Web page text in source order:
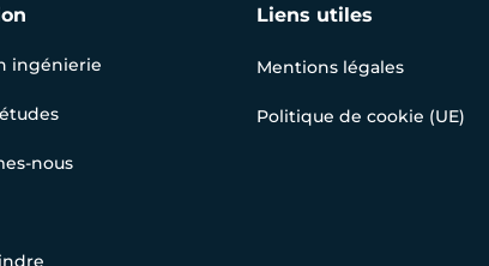
ingénierie
nous
Liens utiles
Mentions légales
Politique de cookie (UE)